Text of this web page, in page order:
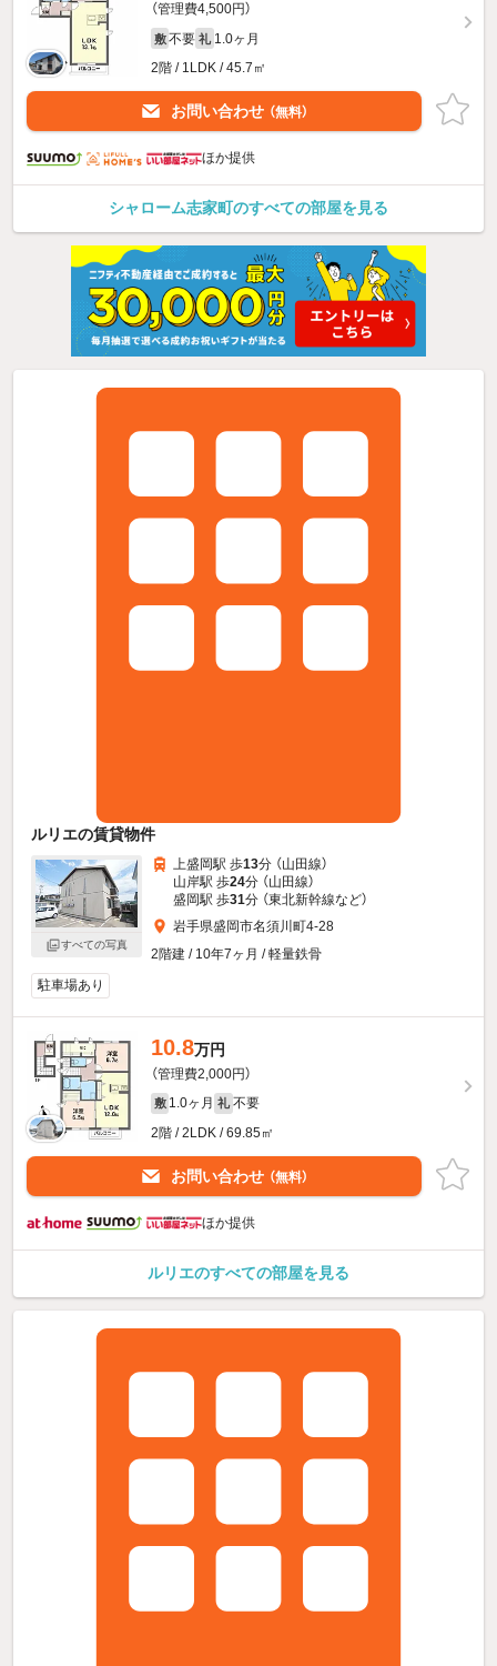
（管理費4,500円）
敷 不要 礼 1.0ヶ月
2階 / 1LDK / 45.7㎡
お問い合わせ （無料）
ほか提供
シャローム志家町のすべての部屋を見る
ルリエの賃貸物件
すべての写真
上盛岡駅 歩13分 （山田線）
山岸駅 歩24分 （山田線）
盛岡駅 歩31分 （東北新幹線など）
岩手県盛岡市名須川町4-28
2階建 / 10年7ヶ月 / 軽量鉄骨
駐車場あり
10.8万円
（管理費2,000円）
敷 1.0ヶ月 礼 不要
2階 / 2LDK / 69.85㎡
お問い合わせ （無料）
ほか提供
ルリエのすべての部屋を見る